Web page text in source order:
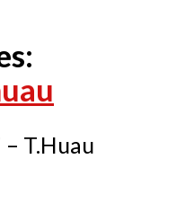
– T.Huau